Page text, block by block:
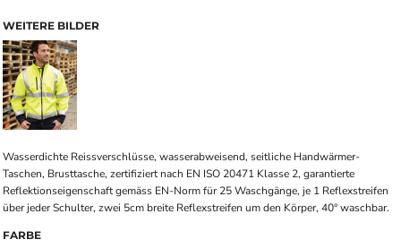
WEITERE BILDER
Wasserdichte Reissverschlüsse, wasserabweisend, seitliche Handwärmer-
Taschen, Brusttasche, zertifiziert nach EN ISO 20471 Klasse 2, garantierte
Reflektionseigenschaft gemäss EN-Norm für 25 Waschgänge, je 1 Reflexstreifen
über jeder Schulter, zwei 5cm breite Reflexstreifen um den Körper, 40° waschbar.
FARBE